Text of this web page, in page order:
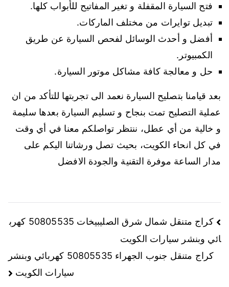
فتح السيارة المقفلة و تغير المفاتيح للأبواب كلها.
تبديل توايرات من مختلف الماركات.
أفضل و أحدث الوسائل لفحص السيارة عن طريق
الكمبيوتر.
حل و معالجة كافة مشاكل موتور السيارة.
بعد قيامنا بتصليح السيارة نعمد الى تجربتها للتأكد من ان
عملية التصليح تمت بنجاح و تسليم السيارة بعدها سليمة
و خالية من أي عطل، ننتظر تواصلكم معنا في أي وقت
في كل انحاء الكويت، بحيث تصل ورشاتنا اليكم على
مدار الساعة موفرة التقنية والجودة الافضل
تصفّح
المقالات
كراج متنقل شمال شرق الصليبيخات 50805535 كهرب
ائي وبنشر سيارات الكويت
كراج متنقل جنوب الجهراء 50805535 كهربائي وبنشر
سيارات الكويت